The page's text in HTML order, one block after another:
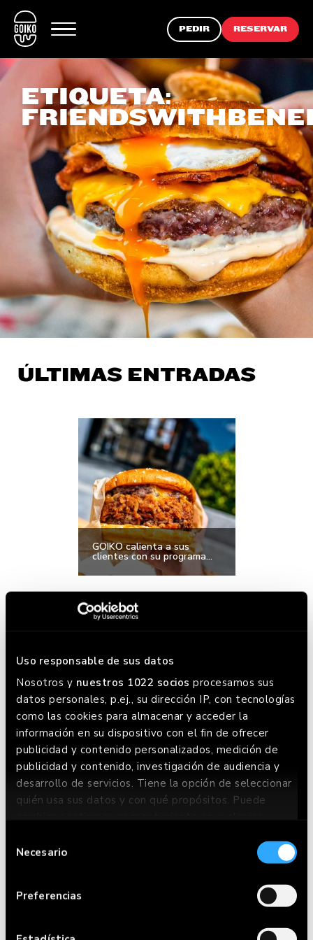
Uso responsable de sus datos
Nosotros y nuestros 1022 socios procesamos sus
datos personales, p.ej., su dirección IP, con tecnologías
como las cookies para almacenar y acceder la
información en su dispositivo con el fin de ofrecer
publicidad y contenido personalizados, medición de
publicidad y contenido, investigación de audiencia y
desarrollo de servicios. Tiene la opción de seleccionar
quién usa sus datos y con qué propósitos. Puede
en el Menú de consentimiento.
Recopilar información sobre su ubicación
varios metros
deNecesario
Preferencias
PEDIR RESERVAR
ETIQUETA:
ÚLTIMAS ENTRADAS
GOIKO calienta a sus
clientes con su programa...
ENCUENTRA TU GOIKO
RESERVA AQUÍ